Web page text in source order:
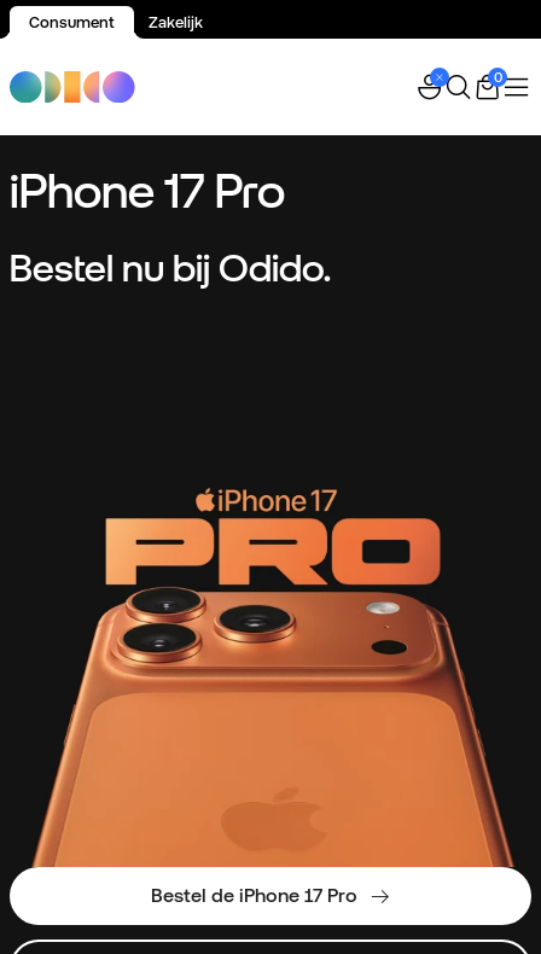
Consument Zakelijk
0
iPhone 17 Pro
Bestel nu bij Odido.
Bestel de iPhone 17 Pro